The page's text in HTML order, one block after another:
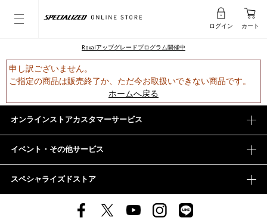
ログイン カート
Rovalアップグレードプログラム開催中
申し訳ございません。
ご指定の商品は販売終了か、ただ今お取扱いできない商品です。
ホームへ戻る
オンラインストアカスタマーサービス
イベント・その他サービス
スペシャライズドストア